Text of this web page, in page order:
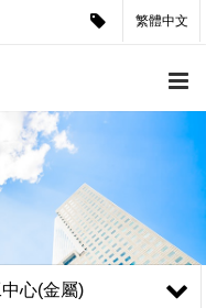
繁體中文
心(金屬)